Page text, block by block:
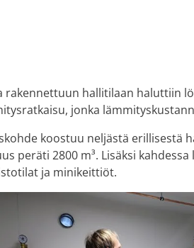
rakennettuun hallitilaan haluttiin
jonka
koostuu neljästä erillisestä
peräti 2800 m³. Lisäksi
ja minikeittiöt.